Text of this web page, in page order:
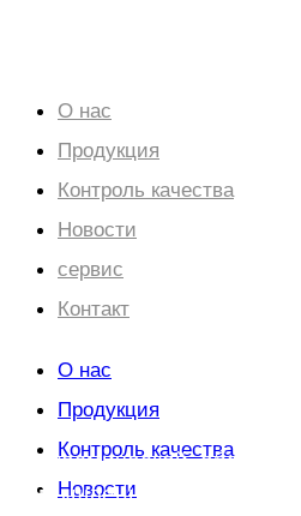
Прецизионная обработка с
аэрокосмической,
промышленности
О нас
Продукция
Контроль качества
Новости
сервис
Контакт
О нас
Продукция
Контроль качества
Новости